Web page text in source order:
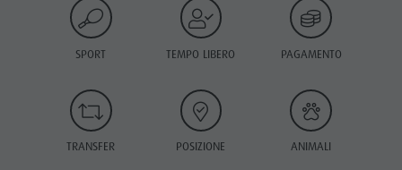
SPORT TEMPO LIBERO PAGAMENTO
TRANSFER POSIZIONE ANIMALI